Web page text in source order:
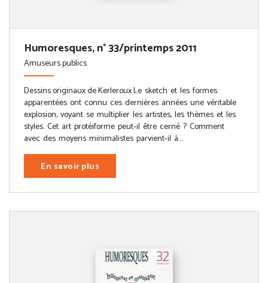
Humoresques, n° 33/printemps 2011
Amuseurs publics
Dessins originaux de Kerleroux Le sketch et les formes
apparentées ont connu ces dernières années une véritable
explosion, voyant se multiplier les artistes, les thèmes et les
styles. Cet art protéiforme peut‑il être cerné ? Comment
avec des moyens minimalistes parvient‑il à ...
En savoir plus